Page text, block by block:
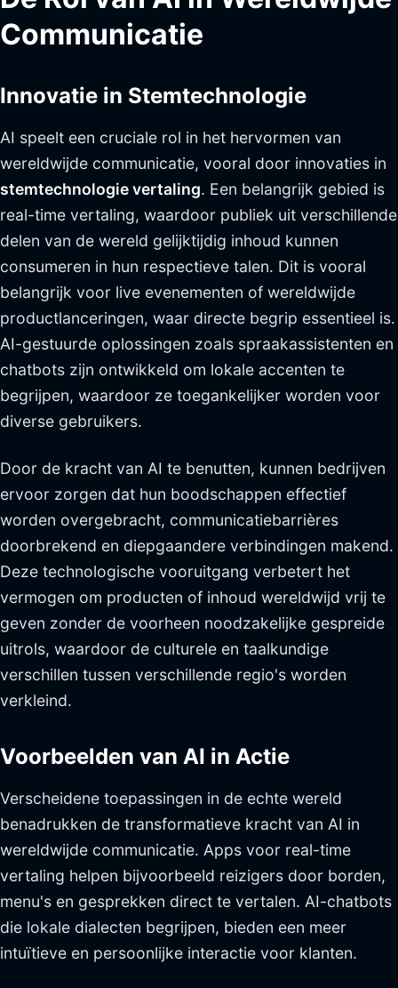
Communicatie
Innovatie in Stemtechnologie
AI speelt een cruciale rol in het hervormen van
wereldwijde communicatie, vooral door innovaties in
stemtechnologie vertaling. Een belangrijk gebied is
real-time vertaling, waardoor publiek uit verschillende
delen van de wereld gelijktijdig inhoud kunnen
consumeren in hun respectieve talen. Dit is vooral
belangrijk voor live evenementen of wereldwijde
productlanceringen, waar directe begrip essentieel is.
AI-gestuurde oplossingen zoals spraakassistenten en
chatbots zijn ontwikkeld om lokale accenten te
begrijpen, waardoor ze toegankelijker worden voor
diverse gebruikers.
Door de kracht van AI te benutten, kunnen bedrijven
ervoor zorgen dat hun boodschappen effectief
worden overgebracht, communicatiebarrières
doorbrekend en diepgaandere verbindingen makend.
Deze technologische vooruitgang verbetert het
vermogen om producten of inhoud wereldwijd vrij te
geven zonder de voorheen noodzakelijke gespreide
uitrols, waardoor de culturele en taalkundige
verschillen tussen verschillende regio's worden
verkleind.
Voorbeelden van AI in Actie
Verscheidene toepassingen in de echte wereld
benadrukken de transformatieve kracht van AI in
wereldwijde communicatie. Apps voor real-time
vertaling helpen bijvoorbeeld reizigers door borden,
menu's en gesprekken direct te vertalen. AI-chatbots
die lokale dialecten begrijpen, bieden een meer
intuïtieve en persoonlijke interactie voor klanten.